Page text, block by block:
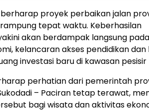
proyek perbaikan jalan
tepat waktu. Keberhasilan
akan berdampak langsung pada
kelancaran akses pendidikan dan
investasi baru di kawasan pesisir
perhatian dari pemerintah
– Paciran tetap terawat,
bagi wisata dan aktivitas